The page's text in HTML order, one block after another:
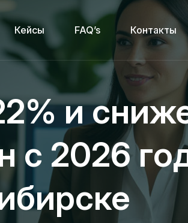
Кейсы FAQ’s Контакты
и
2026